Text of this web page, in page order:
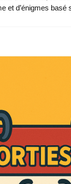
et d’énigmes basé